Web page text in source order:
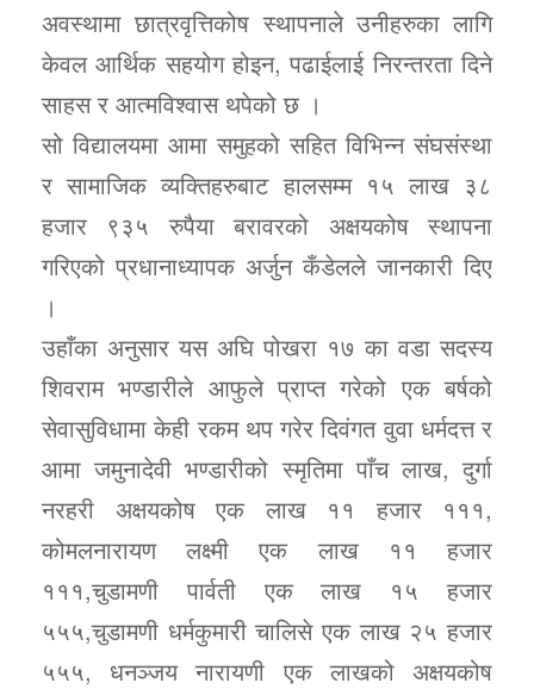
अवस्थामा छात्रवृत्तिकोष स्थापनाले उनीहरुका लागि
केवल आर्थिक सहयोग होइन, पढाईलाई निरन्तरता दिने
साहस र आत्मविश्वास थपेको छ ।
सो विद्यालयमा आमा समुहको सहित विभिन्न संघसंस्था
र सामाजिक व्यक्तिहरुबाट हालसम्म १५ लाख ३८
हजार ९३५ रुपैया बरावरको अक्षयकोष स्थापना
गरिएको प्रधानाध्यापक अर्जुन कँडेलले जानकारी दिए
।
उहाँका अनुसार यस अघि पोखरा १७ का वडा सदस्य
शिवराम भण्डारीले आफुले प्राप्त गरेको एक बर्षको
सेवासुविधामा केही रकम थप गरेर दिवंगत वुवा धर्मदत्त र
आमा जमुनादेवी भण्डारीको स्मृतिमा पाँच लाख, दुर्गा
नरहरी अक्षयकोष एक लाख ११ हजार १११,
कोमलनारायण लक्ष्मी एक लाख ११ हजार
१११,चुडामणी पार्वती एक लाख १५ हजार
५५५,चुडामणी धर्मकुमारी चालिसे एक लाख २५ हजार
५५५, धनञ्जय नारायणी एक लाखको अक्षयकोष